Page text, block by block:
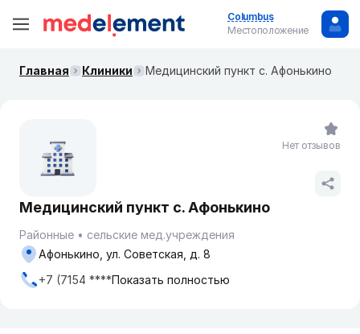
Columbus
Местоположение
Главная Клиники Медицинский пункт с. Афонькино
Медицинский пункт с. Афонькино
Районные
сельские мед.учреждения
Афонькино, ул. Советская, д. 8
+7 (7154 ****Показать полностью
Нет отзывов